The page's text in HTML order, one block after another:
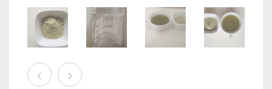
Конняку (растение аморфофаллус )- продукт здорового
питания
Морской коллаген
Маття чай / Japanese Matcha
Питательный и полезный Одэн
Виды заваривания чая МАТТЯ
Полезные свойства чая МАТТЯ и как его пить